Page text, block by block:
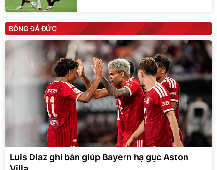
BÓNG ĐÁ ĐỨC
Luis Diaz ghi bàn giúp Bayern hạ gục Aston